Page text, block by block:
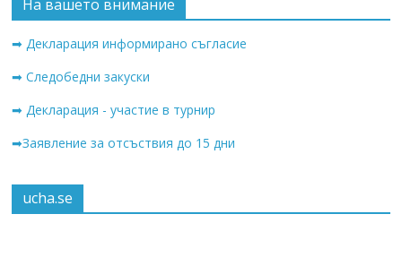
На вашето внимание
➡ Декларация информирано съгласие
➡ Следобедни закуски
➡ Декларация - участие в турнир
➡Заявление за отсъствия до 15 дни
ucha.se